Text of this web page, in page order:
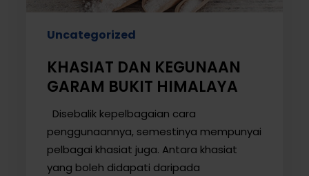
Uncategorized
KHASIAT DAN KEGUNAAN
GARAM BUKIT HIMALAYA
Disebalik kepelbagaian cara
penggunaannya, semestinya mempunyai
pelbagai khasiat juga. Antara khasiat
yang boleh didapati daripada